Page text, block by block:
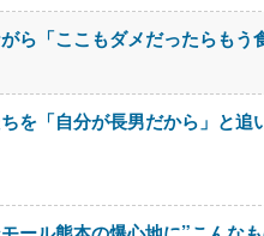
ら「ここもダメだったらも
を「自分が長男だから」と